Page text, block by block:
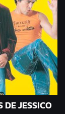
JESSICO